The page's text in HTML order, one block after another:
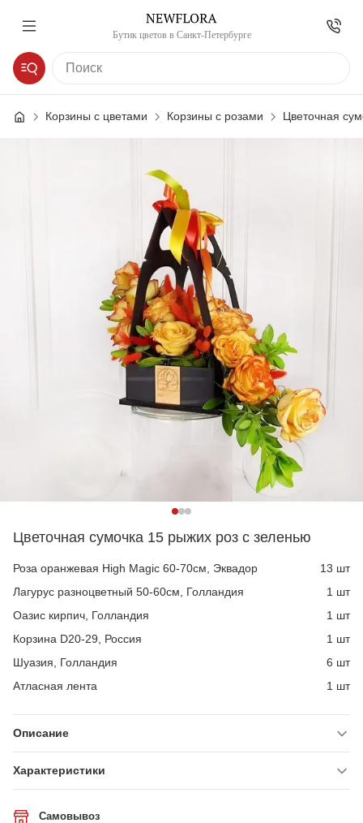
Бутик цветов в Санкт-Петербурге
Корзины с цветами Корзины с розами Цветочная
Цветочная сумочка 15 рыжих роз с зеленью
Роза оранжевая High Magic 60-70см, Эквадор
13 шт
Лагурус разноцветный 50-60см, Голландия
1 шт
Оазис кирпич, Голландия
1 шт
Корзина D20-29, Россия
1 шт
Шуазия, Голландия
6 шт
Атласная лента
1 шт
Описание
Характеристики
Самовывоз